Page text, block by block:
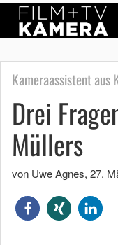
Kameraassistent aus
Drei
Müllers
von Uwe Agnes, 27.